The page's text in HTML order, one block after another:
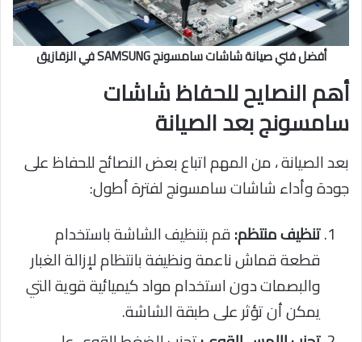
أفضل فني صيانة شاشات سامسونج SAMSUNG في الزقازيق
أهم النصايح للحفاظ شاشات
سامسونج بعد الصيانة
بعد الصيانة ، من المهم اتباع بعض النصائح للحفاظ على
جودة وأداء شاشات سامسونج لفترة أطول:
تنظيف منتظم:قم بتنظيف الشاشة باستخدام
قطعة قماش ناعمة ونظيفة بانتظام لإزالة الغبار
والبصمات دون استخدام مواد كيميائية قوية التي
يمكن أن تؤثر على طبقة الشاشة.